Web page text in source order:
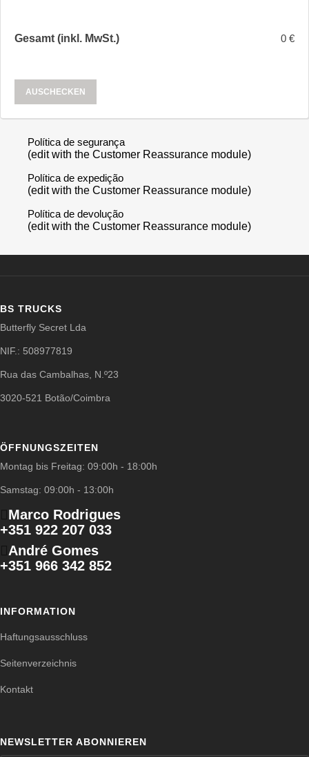
Gesamt (inkl. MwSt.) 0 €
AUSCHECKEN
Política de segurança
(edit with the Customer Reassurance module)
Política de expedição
(edit with the Customer Reassurance module)
Política de devolução
(edit with the Customer Reassurance module)
BS TRUCKS
Butterfly Secret Lda
NIF.: 508977819
Rua das Cambalhas, N.º23
3020-521 Botão/Coimbra
ÖFFNUNGSZEITEN
Montag bis Freitag: 09:00h - 18:00h
Samstag: 09:00h - 13:00h
Marco Rodrigues
+351 922 207 033
André Gomes
+351 966 342 852
INFORMATION
Haftungsausschluss
Seitenverzeichnis
Kontakt
NEWSLETTER ABONNIEREN